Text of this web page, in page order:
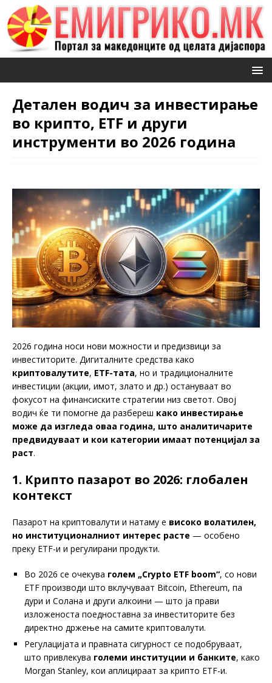
Детален водич за инвестирање
во крипто, ETF и други
инструменти во 2026 година
2026 година носи нови можности и предизвици за
инвеститорите. Дигиталните средства како
криптовалутите, ETF-тата, но и традиционалните
инвестиции (акции, имот, злато и др.) остануваат во
фокусот на финансиските стратегии низ светот. Овој
водич ќе ти помогне да разбереш како инвестирање
може да изгледа оваа година, што аналитичарите
предвидуваат и кои категории имаат потенцијал за
раст.
1. Крипто пазарот во 2026: глобален
контекст
Пазарот на криптовалути и натаму е високо волатилен,
но институционалниот интерес расте — особено
преку ETF-и и регулирани продукти.
Во 2026 се очекува голем „Crypto ETF boom“, со нови
ETF производи што вклучуваат Bitcoin, Ethereum, па
дури и Солана и други алкоини — што ја прави
изложеноста поедноставна за инвеститорите без
директно држење на самите криптовалути.
Регулацијата и правната сигурност се подобруваат,
што привлекува големи институции и банките, како
Morgan Stanley, кои аплицираат за крипто ETF-и.